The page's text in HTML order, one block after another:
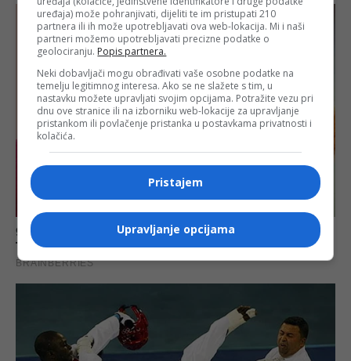
uređaja) može pohranjivati, dijeliti te im pristupati 210
partnera ili ih može upotrebljavati ova web-lokacija. Mi i naši
partneri možemo upotrebljavati precizne podatke o
geolociranju. Popis partnera.
Neki dobavljači mogu obrađivati vaše osobne podatke na
temelju legitimnog interesa. Ako se ne slažete s tim, u
nastavku možete upravljati svojim opcijama. Potražite vezu pri
dnu ove stranice ili na izborniku web-lokacije za upravljanje
pristankom ili povlačenje pristanka u postavkama privatnosti i
kolačića.
Pristajem
Upravljanje opcijama